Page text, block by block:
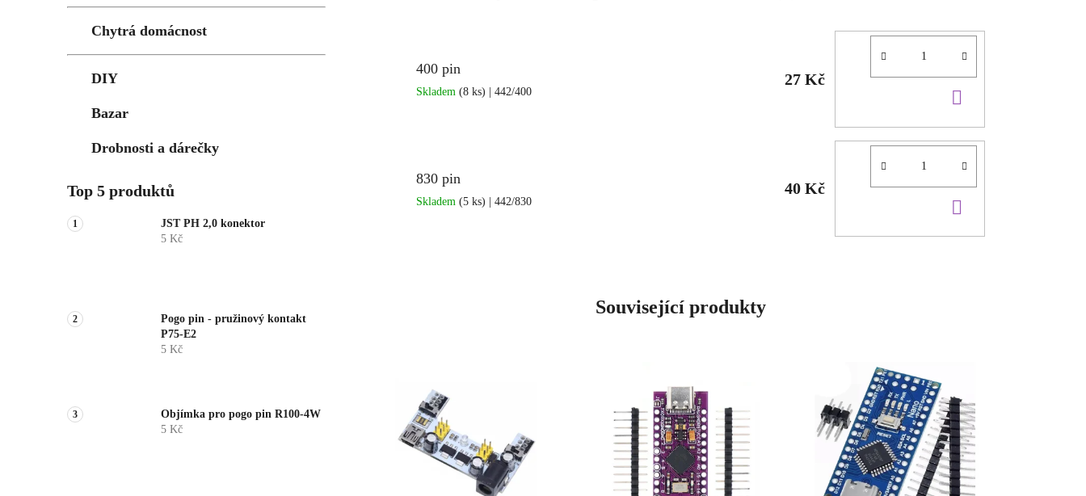
Chytrá domácnost
DIY
Bazar
Drobnosti a dárečky
Top 5 produktů
JST PH 2,0 konektor
5 Kč
Pogo pin - pružinový kontakt
P75-E2
5 Kč
Objímka pro pogo pin R100-4W
5 Kč
400 pin
Skladem (8 ks) | 442/400
27 Kč
830 pin
Skladem (5 ks) | 442/830
40 Kč
KOŠÍKU
Související produkty